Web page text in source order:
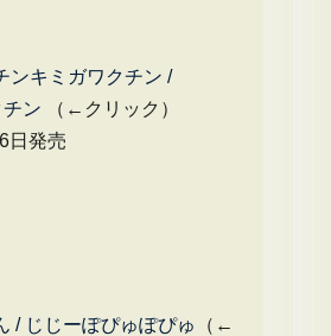
ンキミガワクチン /
ン （←クリック）
日発売
/ じじーぽぴゅぽぴゅ
（←